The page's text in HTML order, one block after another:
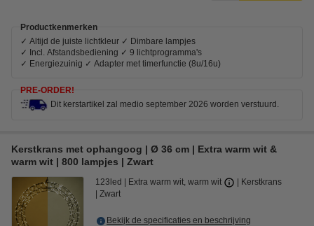
Productkenmerken
✓ Altijd de juiste lichtkleur ✓ Dimbare lampjes
✓ Incl. Afstandsbediening ✓ 9 lichtprogramma's
✓ Energiezuinig ✓ Adapter met timerfunctie (8u/16u)
PRE-ORDER!
Dit kerstartikel zal medio september 2026 worden verstuurd.
Kerstkrans met ophangoog | Ø 36 cm | Extra warm wit &
warm wit | 800 lampjes | Zwart
123led Extra warm wit, warm wit
Kerstkrans
Zwart
Bekijk de specificaties en beschrijving